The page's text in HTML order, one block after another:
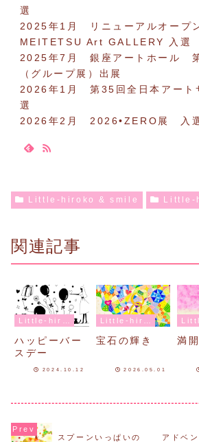
選
2025年1月 リニューアルオープ
MEITETSU Art GALLERY 入選
2025年7月 銀座アートホール
（グループ展）出展
2026年1月 第35回全日本アート
選
2026年2月 2026•ZERO展 入
Little-hiroko & smile Little-
関連記事
ハッピーバー
スデー
2024.10.12
宝石の輝き
2026.05.01
満
スプーンいっぱいの
アドベ